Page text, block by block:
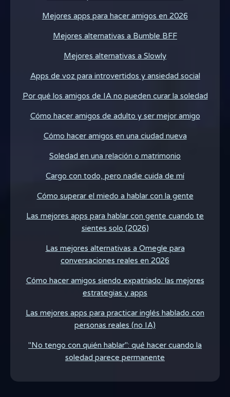
Mejores apps para hacer amigos en 2026
Mejores alternativas a Bumble BFF
Mejores alternativas a Slowly
Apps de voz para introvertidos y ansiedad social
Por qué los amigos de IA no pueden curar la soledad
Cómo hacer amigos de adulto y ser mejor amigo
Cómo hacer amigos en una ciudad nueva
Soledad en una relación o matrimonio
Cargo con todo, pero nadie cuida de mí
Cómo superar el miedo a hablar con la gente
Las mejores apps para hablar con gente cuando te
sientes solo (2026)
Las mejores alternativas a Omegle para
conversaciones reales en 2026
Cómo hacer amigos siendo expatriado: las mejores
estrategias y apps
Las mejores apps para practicar inglés hablado con
personas reales (no IA)
"No tengo con quién hablar": qué hacer cuando la
soledad parece permanente